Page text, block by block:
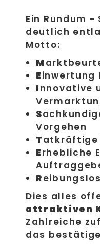
Ein Rundum -
deutlich
Motto:
M
Einwertung
Innovative
S
Vorgehen
Tatkräftige
Erhebliche
R
Dies alles
attraktiven
Zahlreiche
das